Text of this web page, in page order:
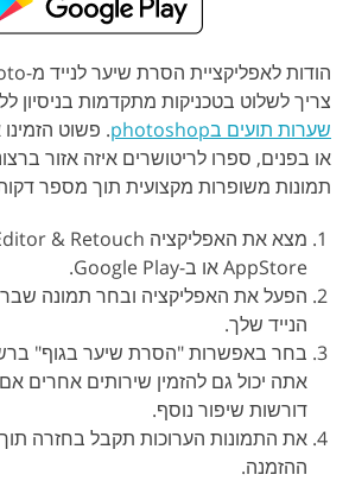
צריך לשלוט בטכניקות מתקדמות בניסיון
שערות תועים בphotoshop
. פשוט
או בפנים, ספרו לריטושרים איזה אזור
תמונות משופרות מקצועית תוך מספר
AppStore או ב-Google Play.
הפעל את האפליקציה ובחר תמונה
הנייד שלך.
בחר באפשרות "הסרת שיער בגוף"
אתה יכול גם להזמין שירותים אחרים
דורשות שיפור נוסף.
את התמונות הערוכות תקבל בחזרה
ההזמנה.